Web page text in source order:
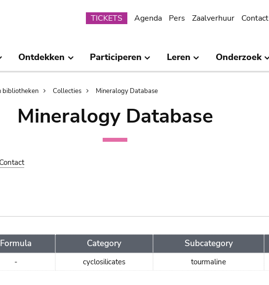
Submenu
TICKETS Agenda Pers Zaalverhuur Contact
Ontdekken Participeren Leren Onderzoek
bibliotheken Collecties Mineralogy Database
Mineralogy Database
Contact
Formula Category Subcategory
- cyclosilicates tourmaline